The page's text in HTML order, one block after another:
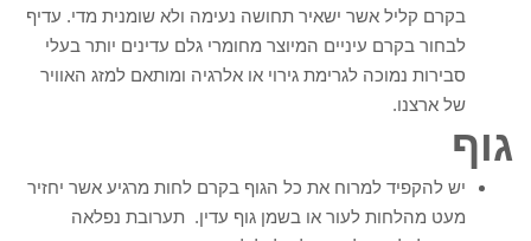
בקרם קליל אשר ישאיר תחושה נעימה ולא שומנית מדי. עדיף
לבחור בקרם עיניים המיוצר מחומרי גלם עדינים יותר בעלי
סבירות נמוכה לגרימת גירוי או אלרגיה ומותאם למזג האוויר
של ארצנו.
גוף
יש להקפיד למרוח את כל הגוף בקרם לחות מרגיע אשר יחזיר
מעט מהלחות לעור או בשמן גוף עדין. תערובת נפלאה